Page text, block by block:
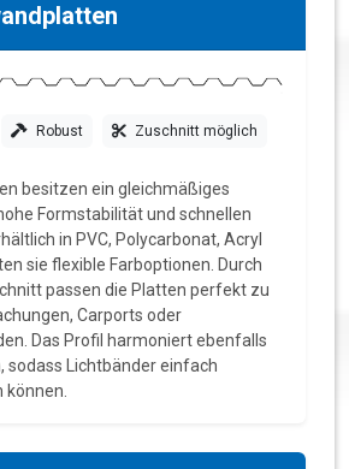
Robust Zuschnitt möglich
besitzen ein gleichmäßiges
Formstabilität und schnellen
in PVC, Polycarbonat, Acryl
sie flexible Farboptionen. Durch
passen die Platten perfekt zu
Carports oder
Das Profil harmoniert ebenfalls
sodass Lichtbänder einfach